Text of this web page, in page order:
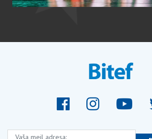
Vaša mejl adresa: